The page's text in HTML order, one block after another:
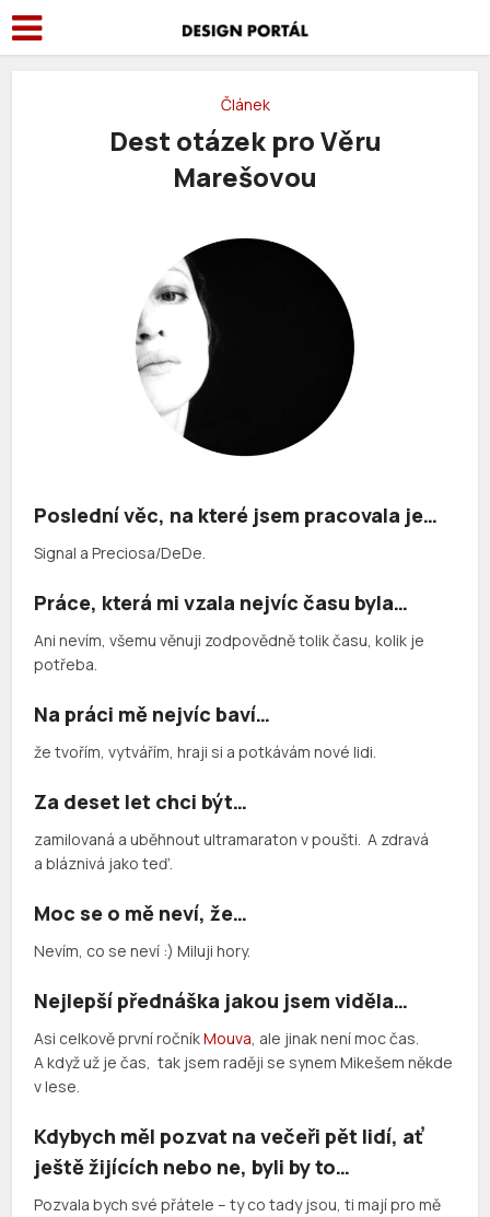
Článek
Dest otázek pro Věru
Marešovou
Poslední věc, na které jsem pracovala je…
Signal a Preciosa/DeDe.
Práce, která mi vzala nejvíc času byla…
Ani nevím, všemu věnuji zodpovědně tolik času, kolik je
potřeba.
Na práci mě nejvíc baví…
že tvořím, vytvářím, hraji si a potkávám nové lidi.
Za deset let chci být…
zamilovaná a uběhnout ultramaraton v poušti. A zdravá
a bláznivá jako teď.
Moc se o mě neví, že…
Nevím, co se neví :) Miluji hory.
Nejlepší přednáška jakou jsem viděla…
Asi celkově první ročníkMouva, ale jinak není moc čas.
A když už je čas, tak jsem raději se synem Mikešem někde
v lese.
Kdybych měl pozvat na večeři pět lidí, ať
ještě žijících nebo ne, byli by to…
Pozvala bych své přátele – ty co tady jsou, ti mají pro mě